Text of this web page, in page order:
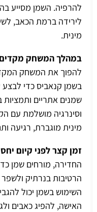
להרפיה. השמן מסייע
לירידה ברמת הכאב,
מינית.
במהלך המשחק מקדים
להפוך את המשחק
בשמן קנאביס כדי לבצע
שמנים אתריים
וסינרגיה מושלמת עם
מינית מוגברת, רגיעה
זמן קצר לפני קיום
החדירה, מורחים שמן
הרטיבות בנרתיק
השימוש בשמן יכול
האישה, להפיג כאבים